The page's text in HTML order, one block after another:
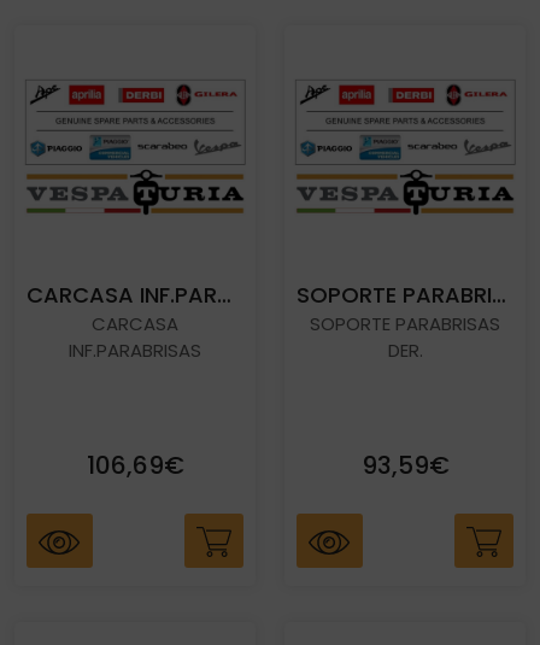
CARCASA INF.PARABRISAS
CARCASA
INF.PARABRISAS
106,69€
SOPORTE PARABRISAS DER.
SOPORTE PARABRISAS
DER.
93,59€